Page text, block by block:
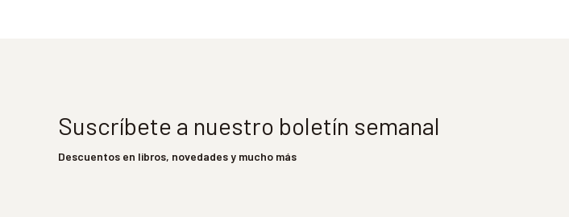
Suscríbete a nuestro boletín semanal
Descuentos en libros, novedades y mucho más